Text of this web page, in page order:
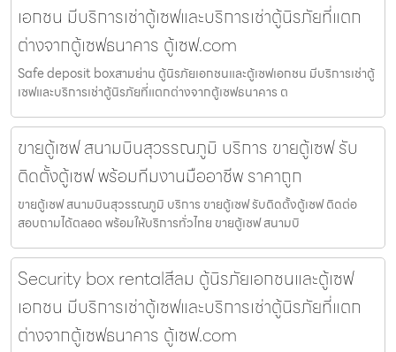
เอกชน มีบริการเช่าตู้เซฟและบริการเช่าตู้นิรภัยที่แตก
ต่างจากตู้เซฟธนาคาร ตู้เซฟ.com
Safe deposit boxสามย่าน ตู้นิรภัยเอกชนและตู้เซฟเอกชน มีบริการเช่าตู้
เซฟและบริการเช่าตู้นิรภัยที่แตกต่างจากตู้เซฟธนาคาร ต
ขายตู้เซฟ สนามบินสุวรรณภูมิ บริการ ขายตู้เซฟ รับ
ติดตั้งตู้เซฟ พร้อมทีมงานมืออาชีพ ราคาถูก
ขายตู้เซฟ สนามบินสุวรรณภูมิ บริการ ขายตู้เซฟ รับติดตั้งตู้เซฟ ติดต่อ
สอบถามได้ตลอด พร้อมให้บริการทั่วไทย ขายตู้เซฟ สนามบิ
Security box rentalสีลม ตู้นิรภัยเอกชนและตู้เซฟ
เอกชน มีบริการเช่าตู้เซฟและบริการเช่าตู้นิรภัยที่แตก
ต่างจากตู้เซฟธนาคาร ตู้เซฟ.com